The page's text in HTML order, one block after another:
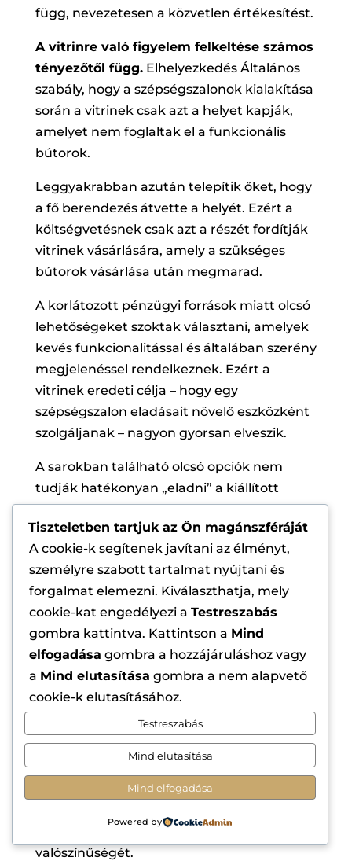
függ, nevezetesen a közvetlen értékesítést.
A vitrinre való figyelem felkeltése számos
tényezőtől függ.Elhelyezkedés Általános
szabály, hogy a szépségszalonok kialakítása
során a vitrinek csak azt a helyet kapják,
amelyet nem foglaltak el a funkcionális
bútorok.
Leggyakrabban azután telepítik őket, hogy
a fő berendezés átvette a helyét. Ezért a
költségvetésnek csak azt a részét fordítják
vitrinek vásárlására, amely a szükséges
bútorok vásárlása után megmarad.
A korlátozott pénzügyi források miatt olcsó
lehetőségeket szoktak választani, amelyek
kevés funkcionalitással és általában szerény
megjelenéssel rendelkeznek. Ezért a
vitrinek eredeti célja – hogy egy
szépségszalon eladásait növelő eszközként
szolgáljanak – nagyon gyorsan elveszik.
A sarokban található olcsó opciók nem
tudják hatékonyan „eladni” a kiállított
tárgyakat. A probléma megoldása
érdekében már a szépségszalon belső
kialakításának szakaszában ki kell
választani azokat a helyeket a vitrinek
elhelyezésére, amelyek a legjobban
reprezentálják termékeidet.
Azon helyek listája, ahol a
legszerencsétlenebb a kirakat elhelyezése
A személyzet mögött.A vitrinek feladata a
termék jövedelmező bemutatása és a
vásárlók számára a részletes megtekintés
lehetősége. Ha az építmény a recepció
mögött található, a látogatókat
növelheti a vásárlás feladásának
valószínűségét.
Tiszteletben tartjuk az Ön magánszféráját
A cookie-k segítenek javítani az élményt,
személyre szabott tartalmat nyújtani és
forgalmat elemezni. Kiválaszthatja, mely
cookie-kat engedélyezi a Testreszabás
gombra kattintva. Kattintson a Mind
elfogadása gombra a hozzájáruláshoz vagy
a Mind elutasítása gombra a nem alapvető
cookie-k elutasításához.
Testreszabás
Mind elutasítása
Mind elfogadása
Powered by